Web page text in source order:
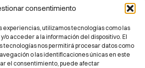
consentimiento
experiencias, utilizamos tecnologías como las
o acceder a la información del dispositivo. El
tecnologías nos permitirá procesar datos como
o las identificaciones únicas en este
el consentimiento, puede afectar
per què et garantim al
l’aprovat a l’examen de
University